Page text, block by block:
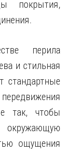
покрытия,
перила
и стильная
стандартные
так, чтобы
ощущения